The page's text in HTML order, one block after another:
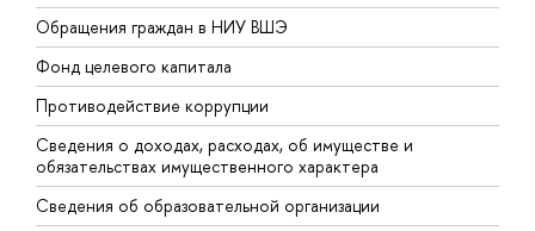
Обращения граждан в НИУ ВШЭ
Фонд целевого капитала
Противодействие коррупции
Сведения о доходах, расходах, об имуществе и
обязательствах имущественного характера
Сведения об образовательной организации